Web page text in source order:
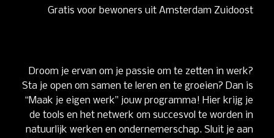
Gratis voor bewoners uit Amsterdam Zuidoost
Droom je ervan om je passie om te zetten in werk?
Sta je open om samen te leren en te groeien? Dan is
“Maak je eigen werk” jouw programma! Hier krijg je
de tools en het netwerk om succesvol te worden in
natuurlijk werken en ondernemerschap. Sluit je aan